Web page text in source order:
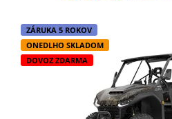
ZÁRUKA 5 ROKOV
ONEDLHO SKLADOM
DOVOZ ZDARMA